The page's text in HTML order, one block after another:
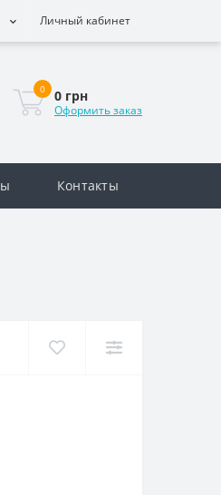
Личный кабинет
0 0 грн
Оформить заказ
Контакты